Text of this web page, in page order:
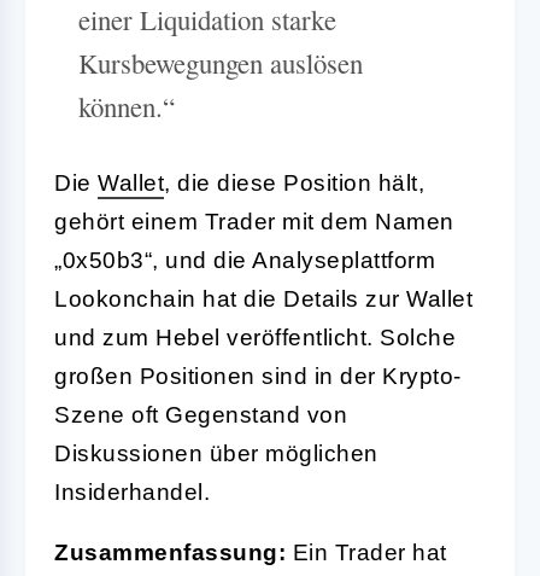
einer Liquidation starke
Kursbewegungen auslösen
können.“
Die Wallet, die diese Position hält,
gehört einem Trader mit dem Namen
„0x50b3“, und die Analyseplattform
Lookonchain hat die Details zur Wallet
und zum Hebel veröffentlicht. Solche
großen Positionen sind in der Krypto-
Szene oft Gegenstand von
Diskussionen über möglichen
Insiderhandel.
Zusammenfassung: Ein Trader hat